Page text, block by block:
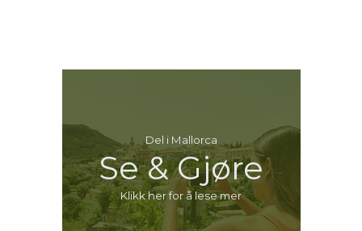
Del i Mallorca
Se & Gjøre
Klikk her for å lese mer